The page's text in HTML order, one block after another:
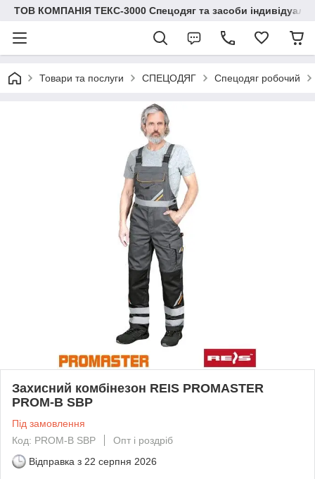
ТОВ КОМПАНІЯ ТЕКС-3000 Спецодяг та засоби
Товари та послуги СПЕЦОДЯГ Спецодяг робочий
Захисний комбінезон REIS PROMASTER
PROM-B SBP
Під замовлення
Код: PROM-B SBP
Опт і роздріб
Відправка з 22 серпня 2026